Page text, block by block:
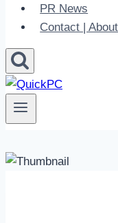
PR News
Contact |